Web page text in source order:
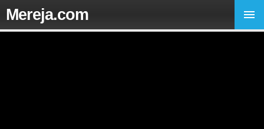
Mereja.com